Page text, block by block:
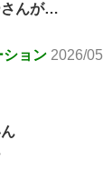
さんが…
ション 2026/